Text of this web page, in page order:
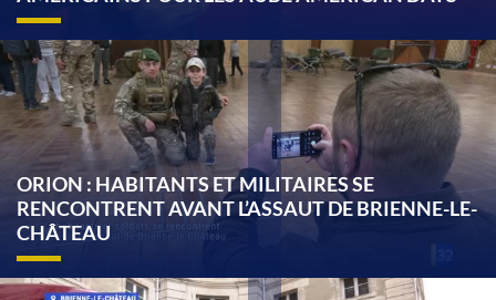
ORION : HABITANTS ET MILITAIRES SE
RENCONTRENT AVANT L’ASSAUT DE BRIENNE-LE-
CHÂTEAU